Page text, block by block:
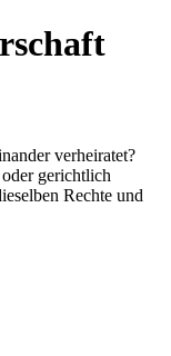
verheiratet?
gerichtlich
Rechte und